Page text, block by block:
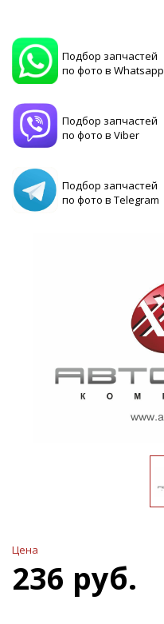
Подбор запчастей
по фото в Whatsapp
Подбор запчастей
по фото в Viber
Подбор запчастей
по фото в Telegram
Цена
236 руб.